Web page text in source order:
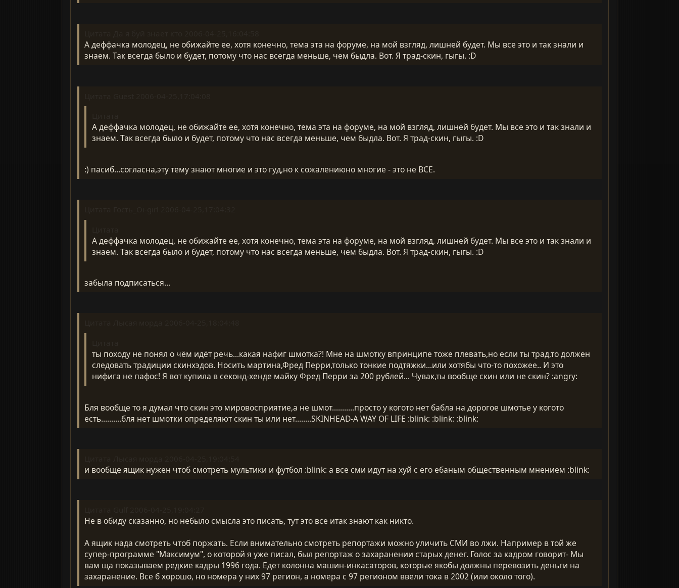
А деффачка молодец, не обижайте ее, хотя конечно, тема эта на форуме, на мой взгляд, лишней будет. Мы все это и так знали и
знаем. Так всегда было и будет, потому что нас всегда меньше, чем быдла. Вот. Я трад-скин, гыгы. :D
А деффачка молодец, не обижайте ее, хотя конечно, тема эта на форуме, на мой взгляд, лишней будет. Мы все это и так знали и
знаем. Так всегда было и будет, потому что нас всегда меньше, чем быдла. Вот. Я трад-скин, гыгы. :D
:) пасиб...согласна,эту тему знают многие и это гуд,но к сожалениюно многие - это не ВСЕ.
А деффачка молодец, не обижайте ее, хотя конечно, тема эта на форуме, на мой взгляд, лишней будет. Мы все это и так знали и
знаем. Так всегда было и будет, потому что нас всегда меньше, чем быдла. Вот. Я трад-скин, гыгы. :D
забыла подписаться...
ты походу не понял о чём идёт речь...какая нафиг шмотка?! Мне на шмотку впринципе тоже плевать,но если ты трад,то должен
следовать традиции скинхэдов. Носить мартина,Фред Перри,только тонкие подтяжки...или хотябы что-то похожее.. И это
нифига не пафос! Я вот купила в секонд-хенде майку Фред Перри за 200 рублей... Чувак,ты вообще скин или не скин? :angry:
Бля вообще то я думал что скин это мировосприятие,а не шмот...........просто у когото нет бабла на дорогое шмотье у когото
есть..........бля нет шмотки определяют скин ты или нет........SKINHEAD-A WAY OF LIFE :blink: :blink: :blink:
и вообще ящик нужен чтоб смотреть мультики и футбол :blink: а все сми идут на хуй с его ебаным общественным мнением :blink:
Не в обиду сказанно, но небыло смысла это писать, тут это все итак знают как никто.
А ящик нада смотреть чтоб поржать. Если внимательно смотреть репортажи можно уличить СМИ во лжи. Например в той же
супер-программе "Максимум", о которой я уже писал, был репортаж о захаранении старых денег. Голос за кадром говорит- Мы
вам ща показываем редкие кадры 1996 года. Едет колонна машин-инкасаторов, которые якобы должны перевозить деньги на
захаранение. Все б хорошо, но номера у них 97 регион, а номера с 97 регионом ввели тока в 2002 (или около того).